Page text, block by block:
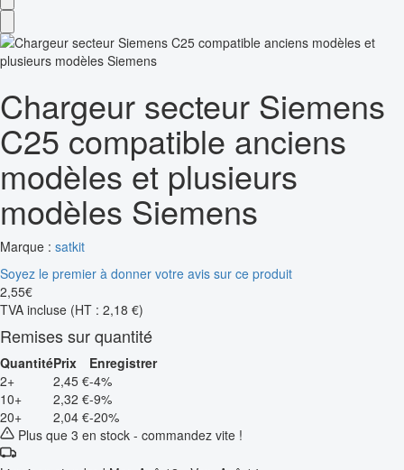
Chargeur secteur Siemens
C25 compatible anciens
modèles et plusieurs
modèles Siemens
Marque : satkit
Soyez le premier à donner votre avis sur ce produit
2,55€
TVA incluse (HT : 2,18 €)
Remises sur quantité
QuantitéPrix
Enregistrer
2+
2,45 €-4%
10+
2,32 €-9%
20+
2,04 €-20%
Plus que 3 en stock - commandez vite !